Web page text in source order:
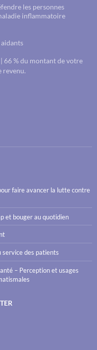
les personnes
inflammatoire
| 66 % du montant de votre
revenu.
faire avancer la lutte contre
et bouger au quotidien
service des patients
– Perception et usages